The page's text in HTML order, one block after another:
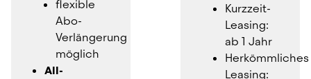
flexible
Abo-
möglich
All-
Kurzzeit-
Leasing:
ab 1 Jahr
Herkömmliches